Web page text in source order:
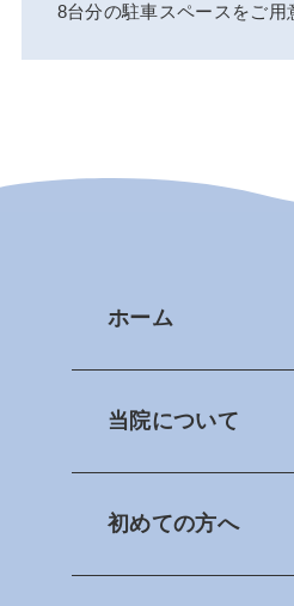
8台分の駐車スペースをご用
ホーム
当院について
初めての方へ